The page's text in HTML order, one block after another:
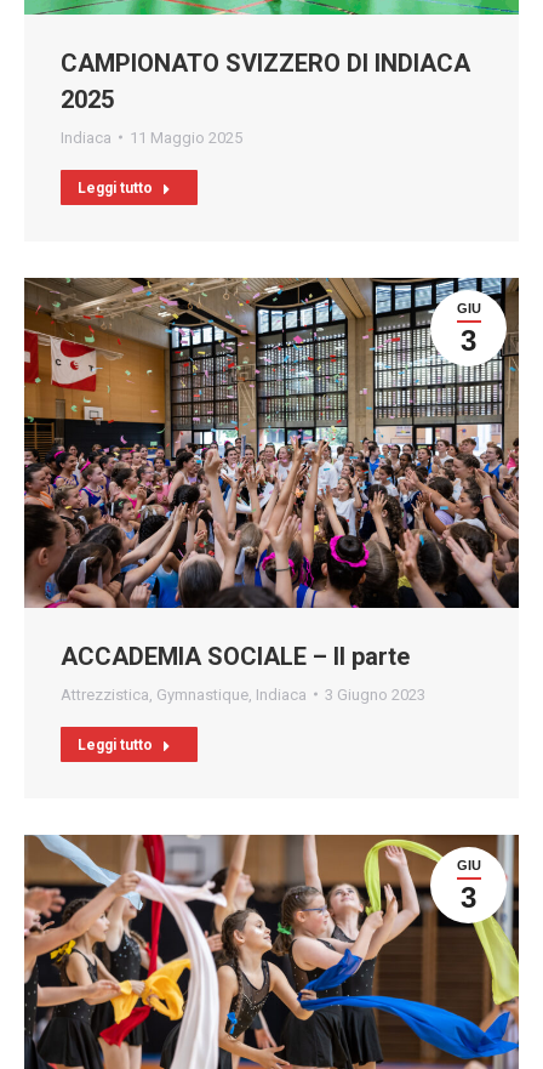
CAMPIONATO SVIZZERO DI INDIACA
2025
Indiaca 11 Maggio 2025
Leggi tutto
GIU
3
ACCADEMIA SOCIALE – II parte
Attrezzistica Gymnastique Indiaca 3 Giugno 2023
Leggi tutto
GIU
3